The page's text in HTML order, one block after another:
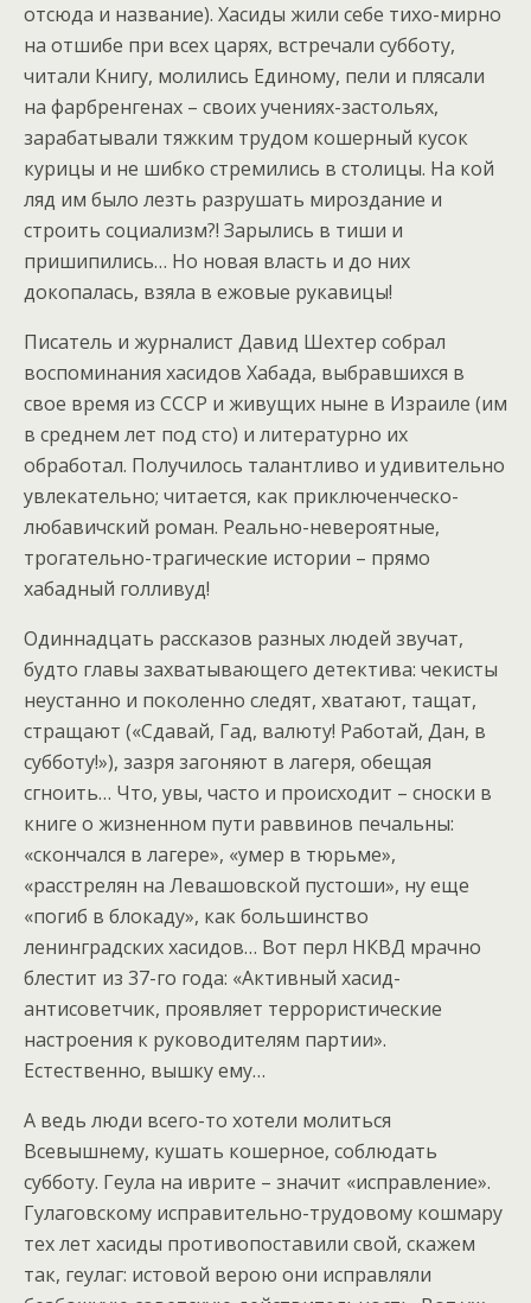
отсюда и название). Хасиды жили себе тихо-мирно
на отшибе при всех царях, встречали субботу,
читали Книгу, молились Единому, пели и плясали
на фарбренгенах – своих учениях-застольях,
зарабатывали тяжким трудом кошерный кусок
курицы и не шибко стремились в столицы. На кой
ляд им было лезть разрушать мироздание и
строить социализм?! Зарылись в тиши и
пришипились… Но новая власть и до них
докопалась, взяла в ежовые рукавицы!
Писатель и журналист Давид Шехтер собрал
воспоминания хасидов Хабада, выбравшихся в
свое время из СССР и живущих ныне в Израиле (им
в среднем лет под сто) и литературно их
обработал. Получилось талантливо и удивительно
увлекательно; читается, как приключенческо-
любавичский роман. Реально-невероятные,
трогательно-трагические истории – прямо
хабадный голливуд!
Одиннадцать рассказов разных людей звучат,
будто главы захватывающего детектива: чекисты
неустанно и поколенно следят, хватают, тащат,
стращают («Сдавай, Гад, валюту! Работай, Дан, в
субботу!»), зазря загоняют в лагеря, обещая
сгноить… Что, увы, часто и происходит – сноски в
книге о жизненном пути раввинов печальны:
«скончался в лагере», «умер в тюрьме»,
«расстрелян на Левашовской пустоши», ну еще
«погиб в блокаду», как большинство
ленинградских хасидов… Вот перл НКВД мрачно
блестит из 37-го года: «Активный хасид-
антисоветчик, проявляет террористические
настроения к руководителям партии».
Естественно, вышку ему…
А ведь люди всего-то хотели молиться
Всевышнему, кушать кошерное, соблюдать
субботу. Геула на иврите – значит «исправление».
Гулаговскому исправительно-трудовому кошмару
тех лет хасиды противопоставили свой, скажем
так, геулаг: истовой верою они исправляли